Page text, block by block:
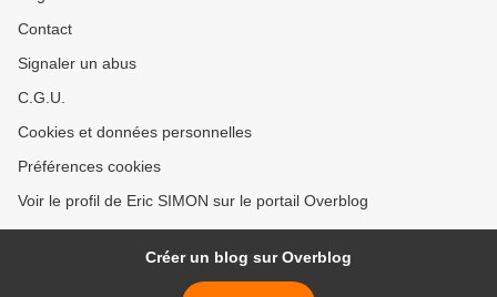
Contact
Signaler un abus
C.G.U.
Cookies et données personnelles
Préférences cookies
Voir le profil de Eric SIMON sur le portail Overblog
Créer un blog sur Overblog